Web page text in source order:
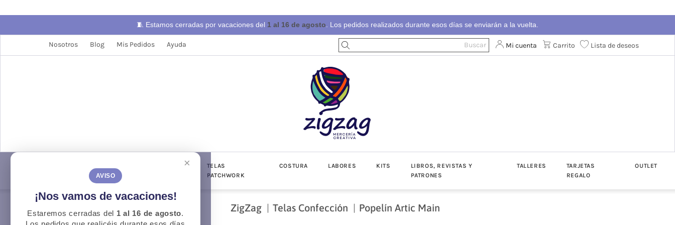
🧵 Estamos cerradas por vacaciones del 1 al 16 de agosto . Los pedidos realizados durante esos días se enviarán a la vuelta.
Nosotros Blog Mis Pedidos Ayuda Mi cuenta Carrito Lista de deseos
×
AVISO
¡Nos vamos de vacaciones!
Estaremos cerradas del 1 al 16 de agosto.
CONFECCIÓN
TELAS
PATCHWORK
COSTURA LABORES KITS
LIBROS, REVISTAS Y
PATRONES
TALLERES
TARJETAS
REGALO
OUTLET
ZigZag Telas Confección Popelín Artic Main